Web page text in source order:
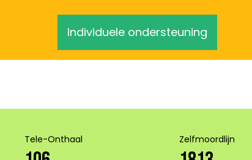
Individuele ondersteuning
Tele-Onthaal Zelfmoordlijn